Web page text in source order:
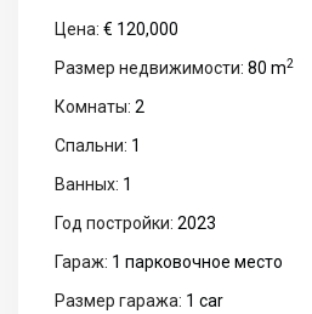
Цена: € 120,000
Размер недвижимости: 80 m2
Комнаты: 2
Спальни: 1
Ванных: 1
Год постройки: 2023
Гараж: 1 парковочное место
Размер гаража: 1 car